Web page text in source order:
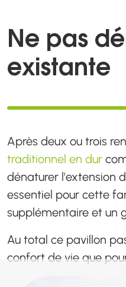
Ne pas
existante
Après deux ou trois
traditionnel en dur
dénaturer l'extension
essentiel pour cette
supplémentaire et un
Au total ce pavillon
confort de vie que